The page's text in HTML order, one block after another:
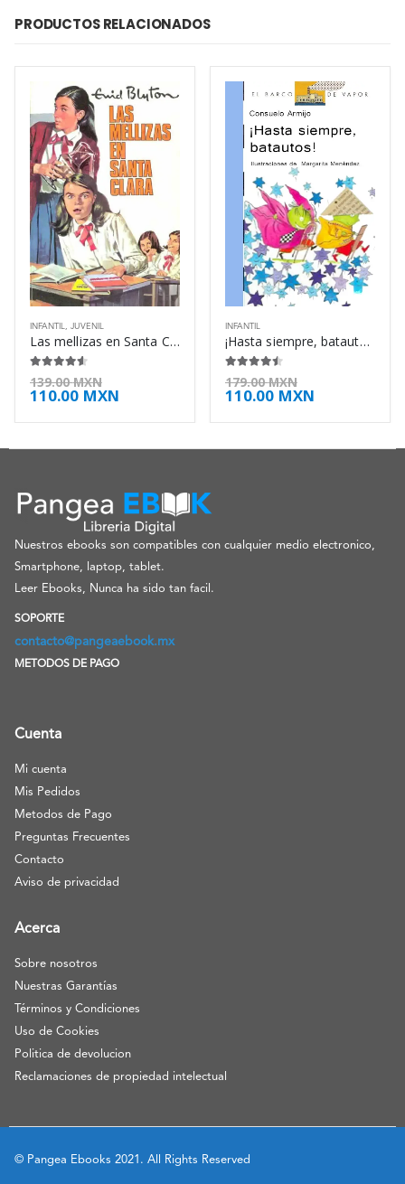
PRODUCTOS RELACIONADOS
INFANTIL, JUVENIL
Las mellizas en Santa Clara – Enid Blyton
4.50 de 5
139.00MXN
110.00 MXN
INFANTIL
¡Hasta siempre, batautos! – Consuelo Armijo
4.38 de 5
179.00MXN
110.00 MXN
Nuestros ebooks son compatibles con cualquier medio electronico,
Smartphone, laptop, tablet.
Leer Ebooks, Nunca ha sido tan facil.
SOPORTE
contacto@pangeaebook.mx
METODOS DE PAGO
Cuenta
Mi cuenta
Mis Pedidos
Metodos de Pago
Preguntas Frecuentes
Contacto
Aviso de privacidad
Acerca
Sobre nosotros
Nuestras Garantías
Términos y Condiciones
Uso de Cookies
Politica de devolucion
Reclamaciones de propiedad intelectual
© Pangea Ebooks 2021. All Rights Reserved